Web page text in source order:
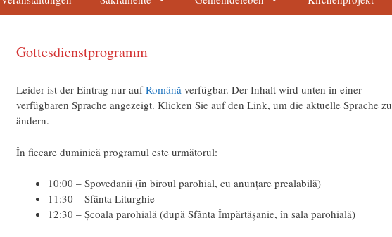
Gottesdienstprogramm
Leider ist der Eintrag nur aufRomână verfügbar. Der Inhalt wird unten in einer
verfügbaren Sprache angezeigt. Klicken Sie auf den Link, um die aktuelle Sprache zu
ändern.
În fiecare duminică programul este următorul:
10:00 – Spovedanii (în biroul parohial, cu anunțare prealabilă)
11:30 – Sfânta Liturghie
12:30 – Școala parohială (după Sfânta Împărtășanie, în sala parohială)